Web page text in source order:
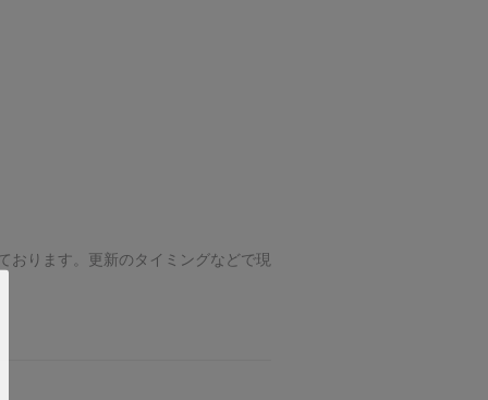
おります。更新のタイミングなどで現